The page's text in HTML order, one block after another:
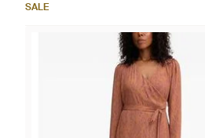
SALE